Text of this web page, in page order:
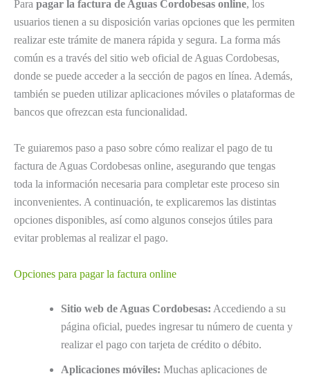
Para pagar la factura de Aguas Cordobesas online, los
usuarios tienen a su disposición varias opciones que les permiten
realizar este trámite de manera rápida y segura. La forma más
común es a través del sitio web oficial de Aguas Cordobesas,
donde se puede acceder a la sección de pagos en línea. Además,
también se pueden utilizar aplicaciones móviles o plataformas de
bancos que ofrezcan esta funcionalidad.
Te guiaremos paso a paso sobre cómo realizar el pago de tu
factura de Aguas Cordobesas online, asegurando que tengas
toda la información necesaria para completar este proceso sin
inconvenientes. A continuación, te explicaremos las distintas
opciones disponibles, así como algunos consejos útiles para
evitar problemas al realizar el pago.
Opciones para pagar la factura online
Sitio web de Aguas Cordobesas: Accediendo a su
página oficial, puedes ingresar tu número de cuenta y
realizar el pago con tarjeta de crédito o débito.
Aplicaciones móviles: Muchas aplicaciones de